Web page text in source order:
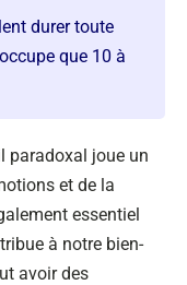
durer toute
que 10 à
paradoxal joue un
et de la
essentiel
à notre bien-
avoir des